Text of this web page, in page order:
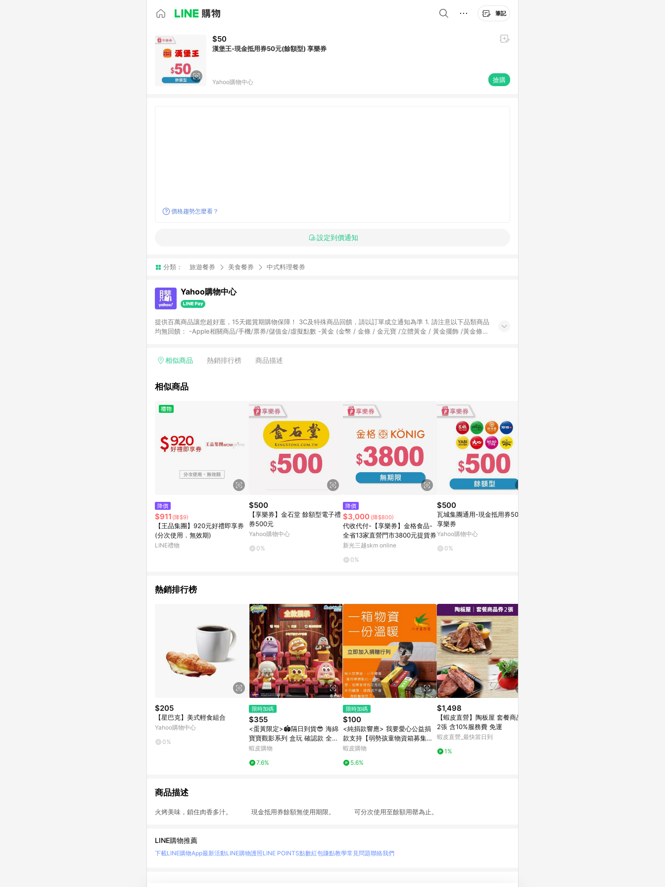
筆記
$50
漢堡王-現金抵用券50元(餘額型) 享樂券
Yahoo購物中心 搶購
價格趨勢怎麼看？
設定到價通知
分類： 旅遊餐券 美食餐券 中式料理餐券
Yahoo購物中心
提供百萬商品讓您超好逛，15天鑑賞期購物保障！ 3C及特殊商品回饋，請以訂單成立通知為準 1. 請注意以下品類商品
均無回饋： -Apple相關商品/手機/票券/儲值金/虛擬點數 -黃金 (金幣 / 金條 / 金元寶 /立體黃金 / 黃金擺飾 /黃金條
Yahoo超贈點回饋者 - 購物中心商店之商品：商品賣場中有標示「商店」及顯示商店名稱者(指定活動店家除外) 3. 訂
相似商品 熱銷排行榜 商品描述
相似商品
降價
$911 (降$9)
【王品集團】920元好禮即享券
(分次使用．無效期)
LINE禮物
$500
【享樂券】金石堂 餘額型電子禮
券500元
Yahoo購物中心
0%
降價
$3,000 (降$800)
代收代付-【享樂券】金格食品-
全省13家直營門市3800元提貨券
新光三越skm online
0%
$500
瓦城集團通用-現金抵用券500元
享樂券
Yahoo購物中心
0%
熱銷排行榜
$205
【星巴克】美式輕食組合
Yahoo購物中心
0%
限時加碼
$355
<蛋黃限定>🏟️隔日到貨😎 海綿
寶寶觀影系列 盒玩 確認款 全新
現貨
蝦皮購物
7.6%
限時加碼
$100
<純捐款響應> 我要愛心公益捐
款支持【弱勢孩童物資箱募集活
動】《社團法人高雄市八方義行
蝦皮購物
5.6%
$1,498
【蝦皮直營】陶板屋 套餐商品券
2張 含10%服務費 免運
蝦皮直營_最快當日到
1%
商品描述
火烤美味，鎖住肉香多汁。 現金抵用券餘額無使用期限。 可分次使用至餘額用罄為止。
LINE購物推薦
下載LINE購物App最新活動LINE購物護照LINE POINTS點數紅包賺點教學常見問題聯絡我們